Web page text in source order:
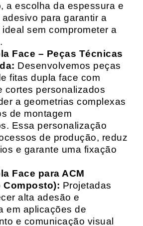
a escolha da espessura e
para garantir a
sem comprometer a
Face – Peças Técnicas
Desenvolvemos peças
fitas dupla face com
cortes personalizados
a geometrias complexas
de montagem
Essa personalização
de produção, reduz
e garante uma fixação
Face para ACM
Composto): Projetadas
alta adesão e
em aplicações de
e comunicação visual